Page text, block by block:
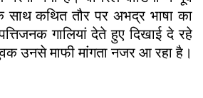
कथित तौर पर अभद्र भाषा का
गालियां देते हुए दिखाई दे रहे
उनसे माफी मांगता नजर आ रहा है।